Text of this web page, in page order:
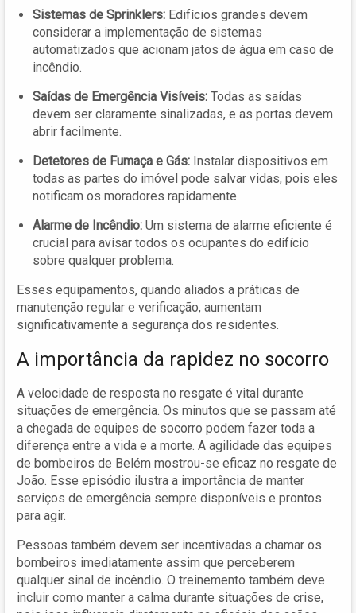
Sistemas de Sprinklers: Edifícios grandes devem
considerar a implementação de sistemas
automatizados que acionam jatos de água em caso de
incêndio.
Saídas de Emergência Visíveis: Todas as saídas
devem ser claramente sinalizadas, e as portas devem
abrir facilmente.
Detetores de Fumaça e Gás: Instalar dispositivos em
todas as partes do imóvel pode salvar vidas, pois eles
notificam os moradores rapidamente.
Alarme de Incêndio: Um sistema de alarme eficiente é
crucial para avisar todos os ocupantes do edifício
sobre qualquer problema.
Esses equipamentos, quando aliados a práticas de
manutenção regular e verificação, aumentam
significativamente a segurança dos residentes.
A importância da rapidez no socorro
A velocidade de resposta no resgate é vital durante
situações de emergência. Os minutos que se passam até
a chegada de equipes de socorro podem fazer toda a
diferença entre a vida e a morte. A agilidade das equipes
de bombeiros de Belém mostrou-se eficaz no resgate de
João. Esse episódio ilustra a importância de manter
serviços de emergência sempre disponíveis e prontos
para agir.
Pessoas também devem ser incentivadas a chamar os
bombeiros imediatamente assim que perceberem
qualquer sinal de incêndio. O treinemento também deve
incluir como manter a calma durante situações de crise,